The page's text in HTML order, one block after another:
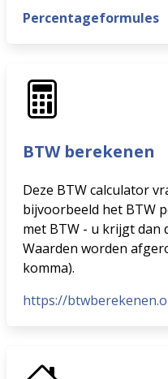
Percentageformules
BTW berekenen
Deze BTW calculator
bijvoorbeeld het BTW
met BTW - u krijgt dan
Waarden worden
komma).
https://